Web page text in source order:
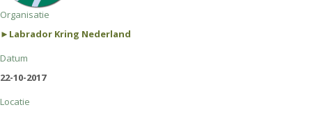
Organisatie
►Labrador Kring Nederland
Datum
22-10-2017
Locatie